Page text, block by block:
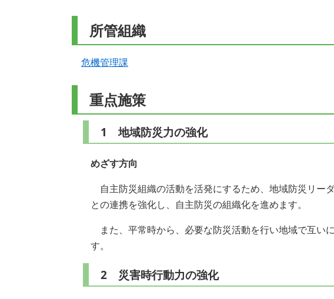
所管組織
危機管理課
重点施策
1 地域防災力の強化
めざす方向
自主防災組織の活動を活発にするため、地域防災リー
との連携を強化し、自主防災の組織化を進めます。
また、平常時から、必要な防災活動を行い地域で互い
す。
2 災害時行動力の強化